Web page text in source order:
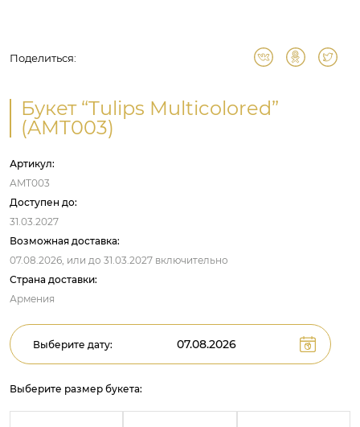
Поделиться:
Букет “Tulips Multicolored”
(AMT003)
Артикул:
AMT003
Доступен до:
31.03.2027
Возможная доставка:
07.08.2026, или до 31.03.2027 включительно
Страна доставки:
Армения
Выберите дату:
Выберите размер букета: